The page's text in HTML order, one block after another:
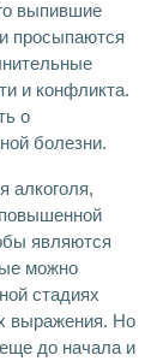
выпившие
просыпаются
и конфликта.
о
болезни.
алкоголя,
являются
можно
стадиях
выражения. Но
до начала и